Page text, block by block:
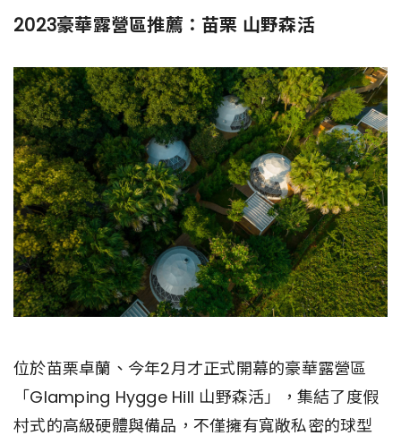
2023豪華露營區推薦：苗栗 山野森活
位於苗栗卓蘭、今年2月才正式開幕的豪華露營區
「Glamping Hygge Hill 山野森活」，集結了度假
村式的高級硬體與備品，不僅擁有寬敞私密的球型